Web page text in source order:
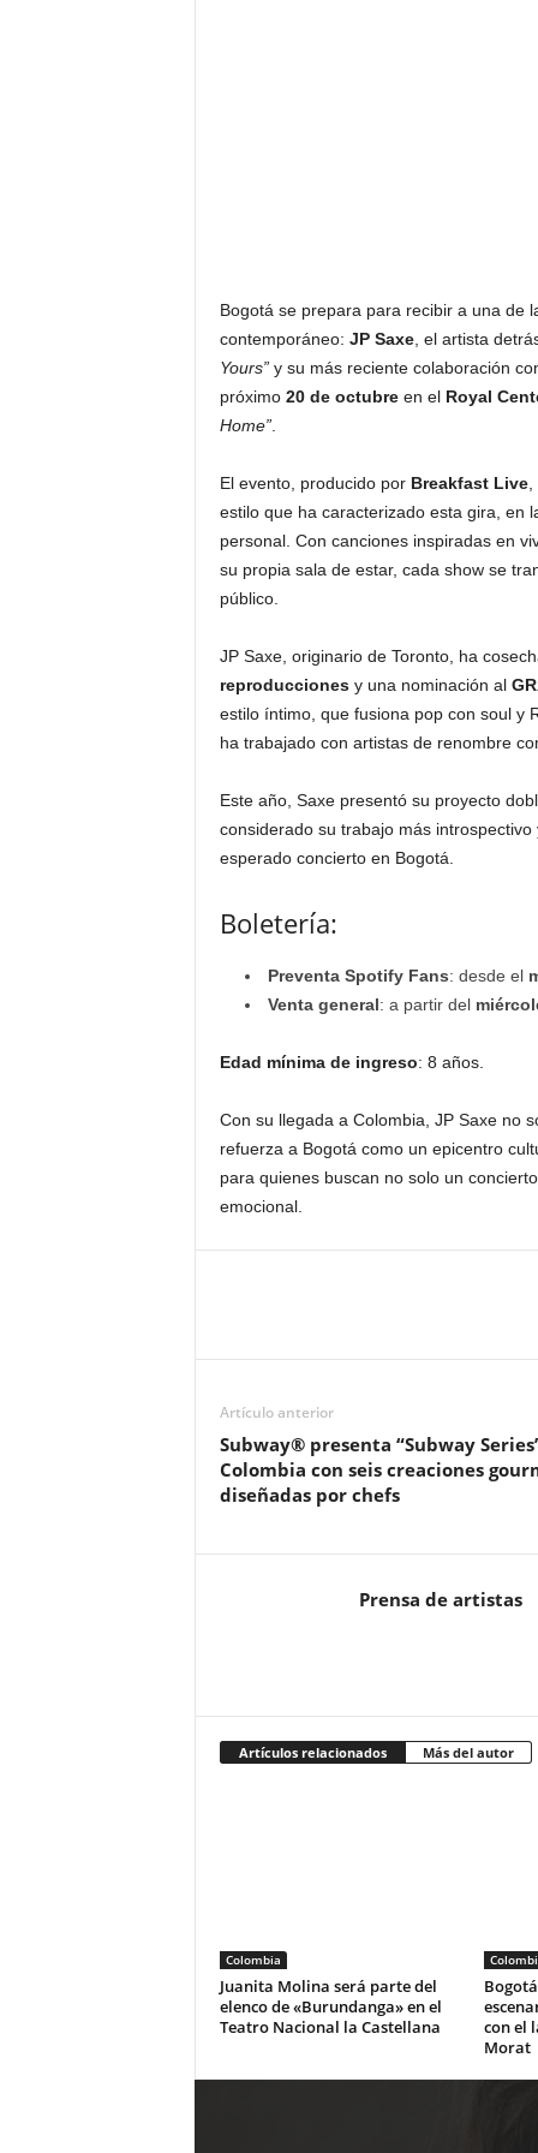
Bogotá se prepara para recibir a una de
contemporáneo: JP Saxe, el artista
Yours”y su más reciente colaboración
próximo 20 de octubreen el Royal
Home”.
El evento, producido por Breakfast Live,
estilo que ha caracterizado esta gira, en
personal. Con canciones inspiradas en
su propia sala de estar, cada show se
público.
JP Saxe, originario de Toronto, ha
reproduccionesy una nominación al
estilo íntimo, que fusiona pop con soul y
ha trabajado con artistas de renombre
Este año, Saxe presentó su proyecto
considerado su trabajo más
esperado concierto en Bogotá.
Boletería:
Preventa Spotify Fans: desde el
Venta general: a partir del
Edad mínima de ingreso: 8 años.
Con su llegada a Colombia, JP Saxe no
refuerza a Bogotá como un epicentro
para quienes buscan no solo un
emocional.
Artículo anterior
Subway® presenta “Subway
Colombia con seis creaciones
diseñadas por chefs
Prensa de artistas
Artículos relacionados Más del autor
Colombia
Juanita Molina será parte del
elenco de «Burundanga» en el
Teatro Nacional la Castellana
con el
Morat